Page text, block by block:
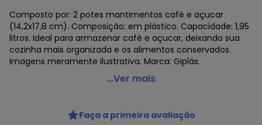
Composto por: 2 potes mantimentos café e açucar
(14,2x17,8 cm). Composição: em plástico. Capacidade: 1,95
litros. Ideal para armazenar café e açucar, deixando sua
cozinha mais organizada e os alimentos conservados.
Imagens meramente ilustrativa. Marca: Giplás.
Giplas - Kit Potes Mantimentos Marrom 2 Peças
Composto por:
2 potes mantimentos café e açucar (14,2x17,8 cm).
...Ver mais
Faça a primeira avaliação